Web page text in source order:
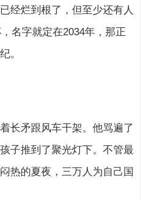
经烂到根了，但至少还有人
名字就定在2034年，那正
。
长矛跟风车干架。他骂遍了
子推到了聚光灯下。不管最
热的夏夜，三万人为自己国